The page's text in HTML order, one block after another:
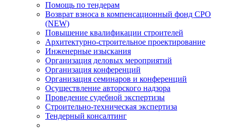
Помощь по тендерам
Возврат взноса в компенсационный фонд СРО
(NEW)
Повышение квалификации строителей
Архитектурно-строительное проектирование
Инженерные изыскания
Организация деловых мероприятий
Организация конференций
Организация семинаров и конференций
Осуществление авторского надзора
Проведение судебной экспертизы
Строительно-техническая экспертиза
Тендерный консалтинг